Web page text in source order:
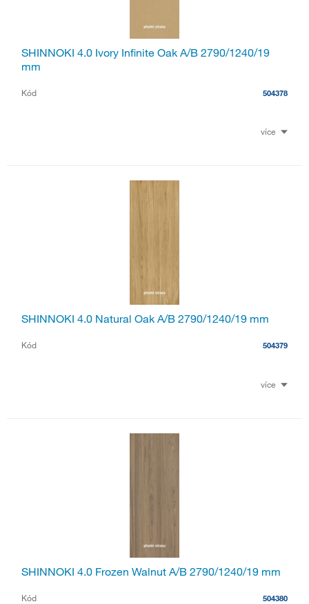
SHINNOKI 4.0 Ivory Infinite Oak A/B 2790/1240/19
mm
Kód 504378
více
SHINNOKI 4.0 Natural Oak A/B 2790/1240/19 mm
Kód 504379
více
SHINNOKI 4.0 Frozen Walnut A/B 2790/1240/19 mm
Kód 504380